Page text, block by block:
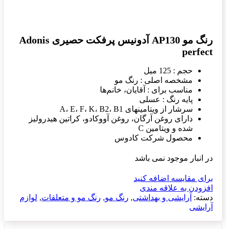
رنگ مو AP130 آدونیس پرفکت حصیری Adonis
perfect
حجم : 125 میل
مشخصه اصلی : رنگ مو
مناسب برای : آقایان، خانم‌ها
پایه رنگ : عسلی
سرشار از ویتامینهای A، E، F، K، B2، B1
دارای روغن آرگان، روغن آووکادو، کراتین هیدرولیز
شده و ویتامین C
محصول شرکت کادوس
در انبار موجود نمی باشد
برای مقایسه اضافه کنید
افزودن به علاقه مندی
دسته: آرایشی و بهداشتی, رنگ مو, رنگ مو و متعلقات, لوازم
آرایشی